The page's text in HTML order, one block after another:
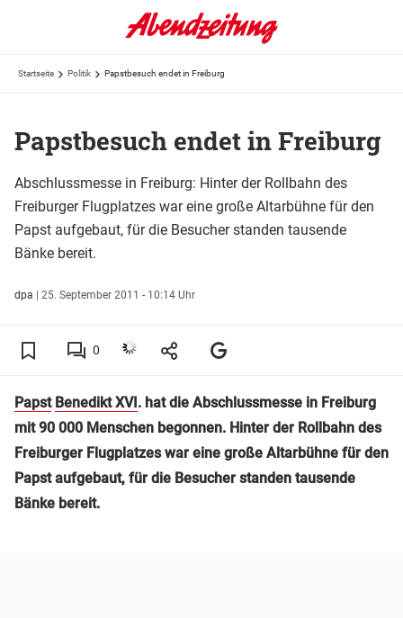
Startseite Politik Papstbesuch endet in Freiburg
Papstbesuch endet in Freiburg
Abschlussmesse in Freiburg: Hinter der Rollbahn des
Freiburger Flugplatzes war eine große Altarbühne für den
Papst aufgebaut, für die Besucher standen tausende
Bänke bereit.
dpa | 25. September 2011 - 10:14 Uhr
0
Papst Benedikt XVI. hat die Abschlussmesse in Freiburg
mit 90 000 Menschen begonnen. Hinter der Rollbahn des
Freiburger Flugplatzes war eine große Altarbühne für den
Papst aufgebaut, für die Besucher standen tausende
Bänke bereit.